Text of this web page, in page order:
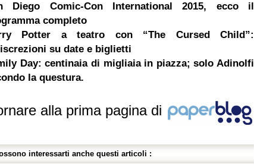
Diego Comic-Con International 2015, ecco il
completo
Potter a teatro con “The Cursed Child”:
su date e biglietti
Day: centinaia di migliaia in piazza; solo Adinolfi
la questura.
alla prima pagina di
interessarti anche questi articoli :